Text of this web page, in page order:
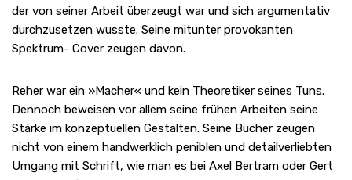
der von seiner Arbeit überzeugt war und sich argumentativ
durchzusetzen wusste. Seine mitunter provokanten
Spektrum- Cover zeugen davon.
Reher war ein »Macher« und kein Theoretiker seines Tuns.
Dennoch beweisen vor allem seine frühen Arbeiten seine
Stärke im konzeptuellen Gestalten. Seine Bücher zeugen
nicht von einem handwerklich peniblen und detailverliebten
Umgang mit Schrift, wie man es bei Axel Bertram oder Gert